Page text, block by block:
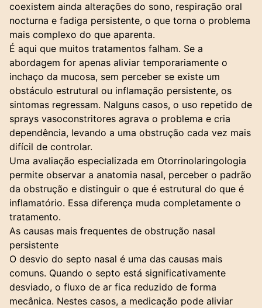
coexistem ainda alterações do sono, respiração oral
nocturna e fadiga persistente, o que torna o problema
mais complexo do que aparenta.
É aqui que muitos tratamentos falham. Se a
abordagem for apenas aliviar temporariamente o
inchaço da mucosa, sem perceber se existe um
obstáculo estrutural ou inflamação persistente, os
sintomas regressam. Nalguns casos, o uso repetido de
sprays vasoconstritores agrava o problema e cria
dependência, levando a uma obstrução cada vez mais
difícil de controlar.
Uma avaliação especializada em Otorrinolaringologia
permite observar a anatomia nasal, perceber o padrão
da obstrução e distinguir o que é estrutural do que é
inflamatório. Essa diferença muda completamente o
tratamento.
As causas mais frequentes de obstrução nasal
persistente
O desvio do septo nasal é uma das causas mais
comuns. Quando o septo está significativamente
desviado, o fluxo de ar fica reduzido de forma
mecânica. Nestes casos, a medicação pode aliviar